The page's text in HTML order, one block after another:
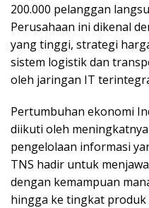
200.000 pelanggan
Perusahaan ini dikenal
yang tinggi, strategi
sistem logistik dan
oleh jaringan IT
Pertumbuhan ekonomi
diikuti oleh
pengelolaan informasi
TNS hadir untuk
dengan kemampuan
hingga ke tingkat produk